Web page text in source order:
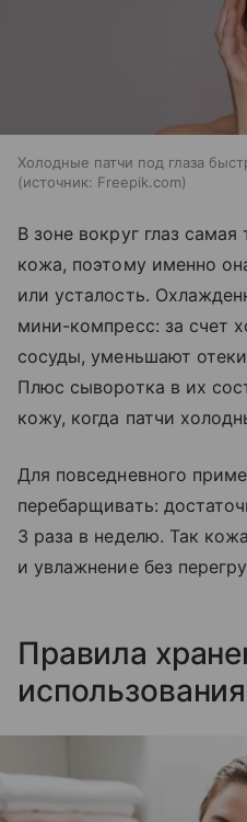
Холодные патчи под глаза
источник: Freepik.com
В зоне вокруг глаз самая
кожа, поэтому именно
или усталость.
мини-компресс: за счет
сосуды, уменьшают
Плюс сыворотка в их
кожу, когда патчи
Для повседневного
перебарщивать:
3 раза в неделю. Так
и увлажнение без
Правила
использования